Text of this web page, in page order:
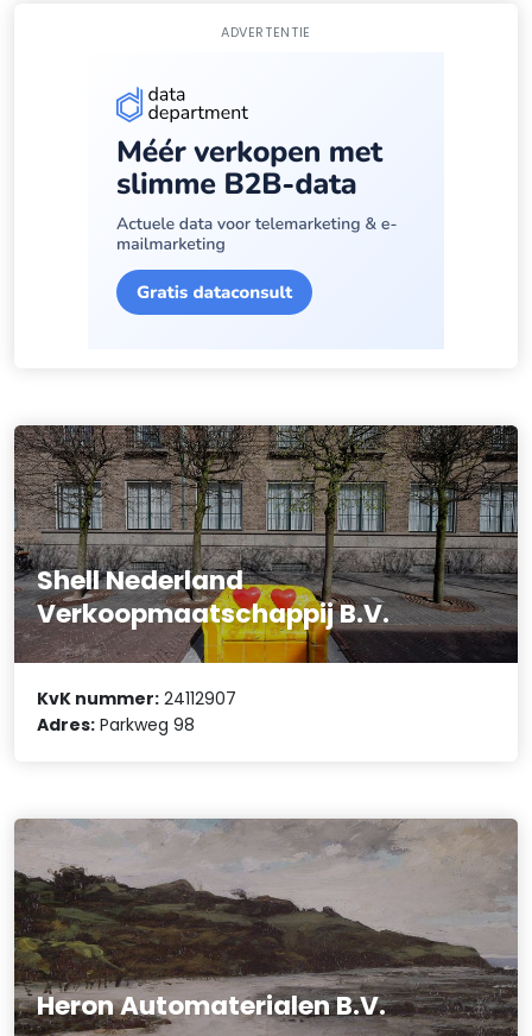
ADVERTENTIE
Shell Nederland
Verkoopmaatschappij B.V.
KvK nummer: 24112907
Adres: Parkweg 98
Heron Automaterialen B.V.